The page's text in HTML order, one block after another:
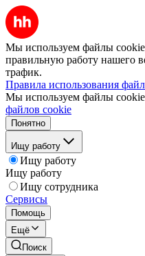
Мы используем файлы
правильную работу нашего
трафик.
Правила использования
Мы используем файлы
файлов cookie
Понятно
Ищу работу
Ищу работу
Ищу работу
Ищу сотрудника
Сервисы
Помощь
Ещё
Поиск